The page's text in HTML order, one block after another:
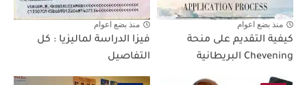
منذ بضع اعوام
كيفية التقديم على منحة
Chevening البريطانية
منذ بضع اعوام
فيزا الدراسة لماليزيا : كل
التفاصيل